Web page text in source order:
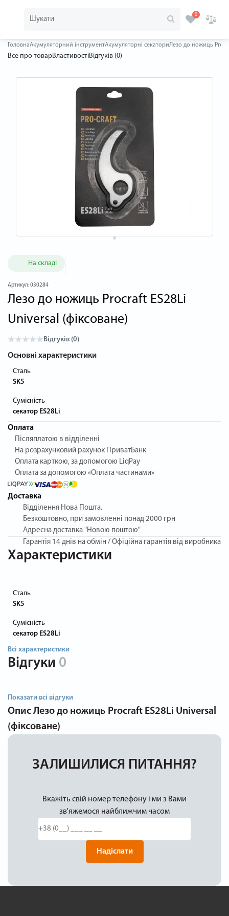
0
ГоловнаАкумуляторний інструментАкумуляторні секаториЛезо до ножиць
Все про товарВластивостіВідгуків (0)
На складі
Артикул:030284
Лезо до ножиць Procraft ES28Li
Universal (фіксоване)
Відгуків (0)
Основні характеристики
Сталь
SK5
Сумісність
секатор ES28Li
Оплата
Післяплатою в відділенні
На розрахунковий рахунок ПриватБанк
Оплата карткою, за допомогою LiqPay
Оплата за допомогою «Оплата частинами»
Доставка
Відділення Нова Пошта.
Безкоштовно, при замовленні понад 2000 грн
Адресна доставка "Новою поштою"
Гарантія 14 днів на обмін / Офіційна гарантія від виробника
Характеристики
Сталь
SK5
Сумісність
секатор ES28Li
Всі характеристики
Відгуки 0
Показати всі відгуки
Опис Лезо до ножиць Procraft ES28Li Universal
(фіксоване)
ЗАЛИШИЛИСЯ ПИТАННЯ?
Вкажіть свій номер телефону і ми з Вами
зв'яжемося найближчим часом
Надіслати